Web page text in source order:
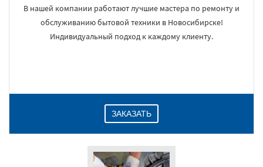
В нашей компании работают лучшие мастера по ремонту и
обслуживанию бытовой техники в Новосибирске!
Индивидуальный подход к каждому клиенту.
ЗАКАЗАТЬ